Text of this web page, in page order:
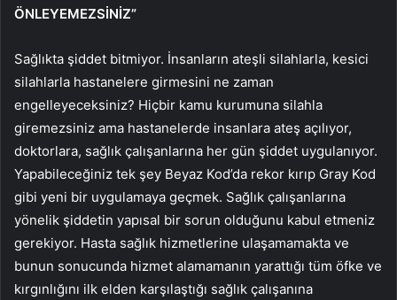
ÖNLEYEMEZSİNİZ”
Sağlıkta şiddet bitmiyor. İnsanların ateşli silahlarla, kesici
silahlarla hastanelere girmesini ne zaman
engelleyeceksiniz? Hiçbir kamu kurumuna silahla
giremezsiniz ama hastanelerde insanlara ateş açılıyor,
doktorlara, sağlık çalışanlarına her gün şiddet uygulanıyor.
Yapabileceğiniz tek şey Beyaz Kod’da rekor kırıp Gray Kod
gibi yeni bir uygulamaya geçmek. Sağlık çalışanlarına
yönelik şiddetin yapısal bir sorun olduğunu kabul etmeniz
gerekiyor. Hasta sağlık hizmetlerine ulaşamamakta ve
bunun sonucunda hizmet alamamanın yarattığı tüm öfke ve
kırgınlığını ilk elden karşılaştığı sağlık çalışanına